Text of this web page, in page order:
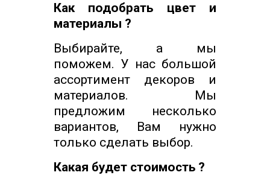
Как подобрать цвет и
материалы ?
Выбирайте, а мы
поможем. У нас большой
ассортимент декоров и
материалов. Мы
предложим несколько
вариантов, Вам нужно
только сделать выбор.
Какая будет стоимость ?